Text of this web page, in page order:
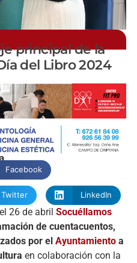
este lunes
principal de la
del Libro 2024
Facebook
Twitter LinkedIn
26 de abril Socuéllamos
de cuentacuentos,
por el Ayuntamientoa
en colaboración con la